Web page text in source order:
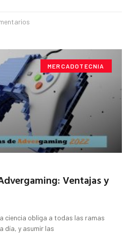
MERCADOTECNIA
Ventajas y
ciencia obliga a todas las ramas
día, y asumir las